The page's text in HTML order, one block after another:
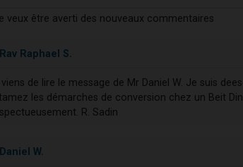
veux être averti des nouveaux commentaires
Rav Raphael S.
de lire le message de Mr Daniel W. Je suis
les démarches de conversion chez un Beit
R. Sadin
Daniel W.